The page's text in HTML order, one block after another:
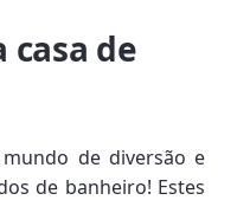
casa de
de diversão e
de banheiro! Estes